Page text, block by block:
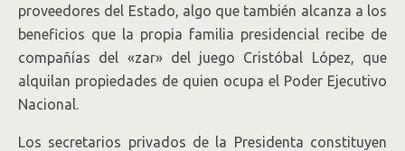
proveedores del Estado, algo que también alcanza a los
beneficios que la propia familia presidencial recibe de
compañías del «zar» del juego Cristóbal López, que
alquilan propiedades de quien ocupa el Poder Ejecutivo
Nacional.
Los secretarios privados de la Presidenta constituyen